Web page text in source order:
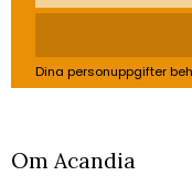
Dina personuppgifter
Om Acandia